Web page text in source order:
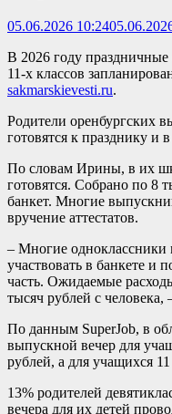
05.06.2026 10:24
В 2026 году
11-х классов
sakmarskievesti.ru.
Родители оренбургских
готовятся к празднику и
По словам Ирины, в их
готовятся. Собрано по 8
банкет. Многие
вручение аттестатов.
– Многие одноклассники
участвовать в банкете и
часть. Ожидаемые
тысяч рублей с человека,
По данным SuperJob, в
выпускной вечер для
рублей, а для учащихся
13% родителей
вечера для их детей